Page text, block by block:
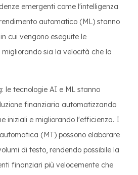
emergenti come l'intelligenza
automatico (ML) stanno
cui vengono eseguite le
sia la velocità che la
le tecnologie AI e ML stanno
finanziaria automatizzando
iniziali e migliorando l'efficienza. I
(MT) possono elaborare
di testo, rendendo possibile la
finanziari più velocemente che